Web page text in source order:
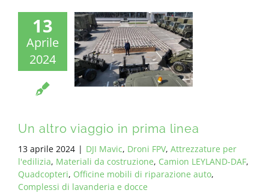
13
Aprile
2024
Un altro viaggio in prima linea
13 aprile 2024 | DJI Mavic, Droni FPV, Attrezzature per
l'edilizia, Materiali da costruzione, Camion LEYLAND-DAF,
Quadcopteri, Officine mobili di riparazione auto,
Complessi di lavanderia e docce